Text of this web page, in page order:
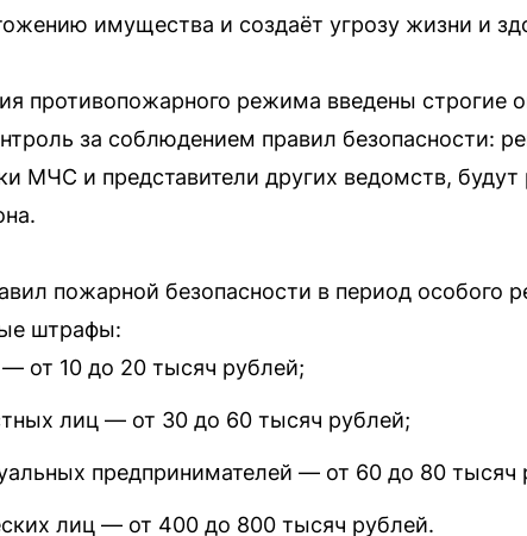
имущества и создаёт угрозу жизни и
противопожарного режима введены строгие
за соблюдением правил безопасности:
МЧС и представители других ведомств, будут
пожарной безопасности в период
штрафы:
от 10 до 20 тысяч рублей;
лиц — от 30 до 60 тысяч рублей;
предпринимателей — от 60 до 80 тысяч
лиц — от 400 до 800 тысяч рублей.